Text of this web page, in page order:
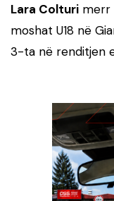
Lara Colturi merr
moshat U18 në
3-ta në renditjen